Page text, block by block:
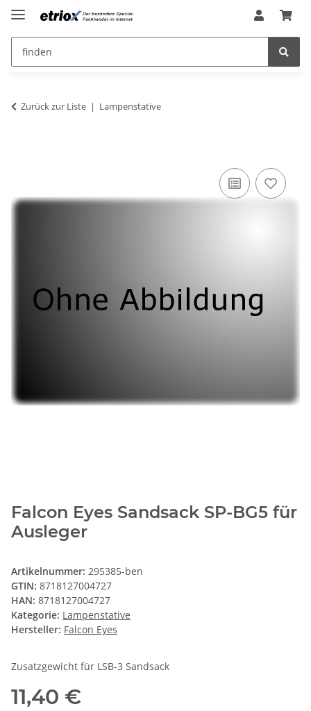
Zurück zur Liste Lampenstative
Falcon Eyes Sandsack SP-BG5 für
Ausleger
Artikelnummer: 295385-ben
GTIN: 8718127004727
HAN: 8718127004727
Kategorie: Lampenstative
Hersteller: Falcon Eyes
Zusatzgewicht für LSB-3 Sandsack
11,40 €